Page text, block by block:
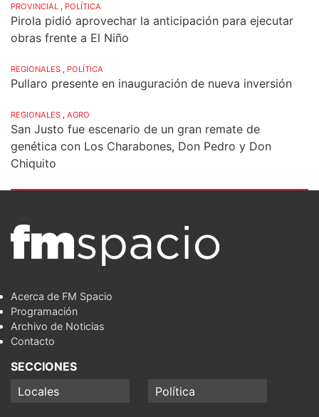
PROVINCIAL , POLÍTICA
Pirola pidió aprovechar la anticipación para ejecutar
obras frente a El Niño
REGIONALES , POLÍTICA
Pullaro presente en inauguración de nueva inversión
REGIONALES , AGRO
San Justo fue escenario de un gran remate de
genética con Los Charabones, Don Pedro y Don
Chiquito
Acerca de FM Spacio
Programación
Archivo de Noticias
Contacto
SECCIONES
Locales
Política